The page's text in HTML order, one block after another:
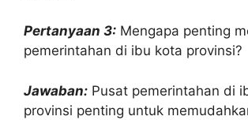
Pertanyaan 3: Mengapa penting
pemerintahan di ibu kota provinsi?
Jawaban: Pusat pemerintahan di
provinsi penting untuk